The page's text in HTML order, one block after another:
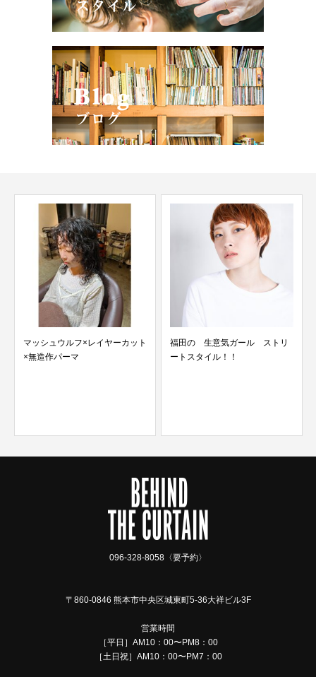
福田の 生意気ガール ストリ
ートスタイル！！
096-328-8058〈要予約〉
〒860-0846 熊本市中央区城東町5-36大祥ビル3F
営業時間
［平日］AM10：00〜PM8：00
［土日祝］AM10：00〜PM7：00